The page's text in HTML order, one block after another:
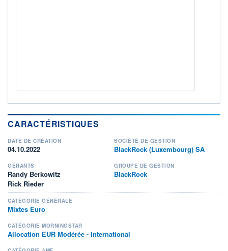
ISR
CARACTÉRISTIQUES
DATE DE CRÉATION
04.10.2022
SOCIÉTÉ DE GESTION
BlackRock (Luxembourg) SA
GÉRANTS
Randy Berkowitz
Rick Rieder
GROUPE DE GESTION
BlackRock
CATÉGORIE GÉNÉRALE
Mixtes Euro
CATÉGORIE MORNINGSTAR
Allocation EUR Modérée - International